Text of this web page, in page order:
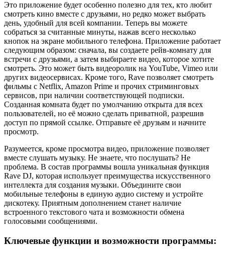
Это приложение будет особенно полезно для тех, кто любит
смотреть кино вместе с друзьями, но редко может выбрать
день, удобный для всей компании. Теперь вы можете
собраться за считанные минуты, нажав всего несколько
кнопок на экране мобильного телефона. Приложение работает
следующим образом: сначала, вы создаете рейв-комнату для
встречи с друзьями, а затем выбираете видео, которое хотите
смотреть. Это может быть видеоролик на YouTube, Vimeo или
других видеосервисах. Кроме того, Rave позволяет смотреть
фильмы с Netflix, Amazon Prime и прочих стриминговых
сервисов, при наличии соответствующей подписки.
Созданная комната будет по умолчанию открыта для всех
пользователей, но её можно сделать приватной, разрешив
доступ по прямой ссылке. Отправьте её друзьям и начните
просмотр.
Разумеется, кроме просмотра видео, приложение позволяет
вместе слушать музыку. Не знаете, что послушать? Не
проблема. В состав программы вошла уникальная функция
Rave DJ, которая использует преимущества искусственного
интеллекта для создания музыки. Объедините свои
мобильные телефоны в единую аудио систему и устройте
дискотеку. Приятным дополнением станет наличие
встроенного текстового чата и возможности обмена
голосовыми сообщениями.
Ключевые функции и возможности программы: